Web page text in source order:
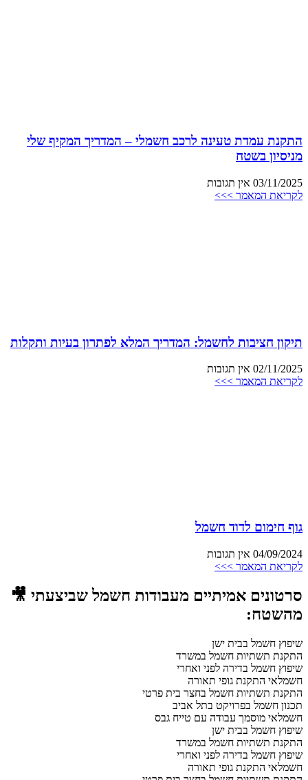
התקנת עמדת טעינה לרכב חשמלי – המדריך המקיף שלי
מניסיון בשטח
03/11/2025 אין תגובות
לקריאת המאמר >>>
תיקון חציבות לחשמל: המדריך המלא לפתרון בעיות ותקלות
02/11/2025 אין תגובות
לקריאת המאמר >>>
גוף חימום לדוד חשמל
04/09/2024 אין תגובות
לקריאת המאמר >>>
סרטונים אמיתיים מעבודות חשמל שביצעתי 🎥
מהשטח:
שיפוץ חשמל בבית ישן
התקנת תשתיות חשמל במשרד
שיפוץ חשמל בדירה לפני ואחרי
חשמלאי התקנת גופי תאורה
התקנת תשתיות חשמל בחצר בית פרטי
תכנון חשמל בפרויקט בתל אביב
חשמלאי מוסמך עבודה עם טייח גבס
שיפוץ חשמל בבית ישן
התקנת תשתיות חשמל במשרד
שיפוץ חשמל בדירה לפני ואחרי
חשמלאי התקנת גופי תאורה